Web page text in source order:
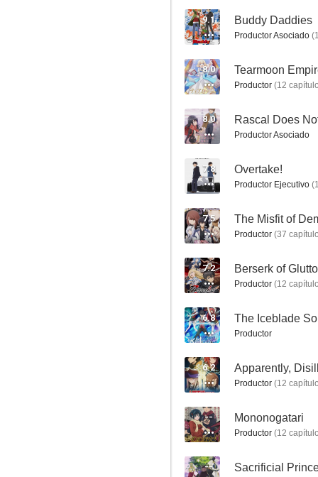
8.0
8.0
9.1 Buddy Daddies
Productor Asociado (
8.0 Tearmoon
Productor (12
8.0
Productor Asociado
7.8 Overtake!
Productor Ejecutivo (
7.5
Productor (37
7.2 Berserk of
Productor (12
6.8
Productor
6.2
Productor (12
-- Mononogatari
Productor (12
--